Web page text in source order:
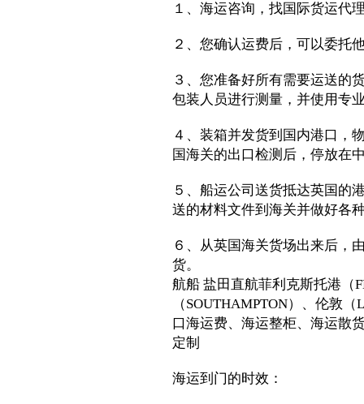
１、海运咨询，找国际货运代
２、您确认运费后，可以委托
３、您准备好所有需要运送的
包装人员进行测量，并使用专
４、装箱并发货到国内港口，
国海关的出口检测后，停放在
５、船运公司送货抵达英国的
送的材料文件到海关并做好各
６、从英国海关货场出来后，
货。
航船 盐田直航菲利克斯托港（
（SOUTHAMPTON）、伦敦
口海运费、海运整柜、海运散
定制
海运到门的时效：